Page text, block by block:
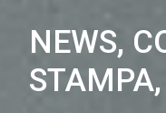
NEWS,